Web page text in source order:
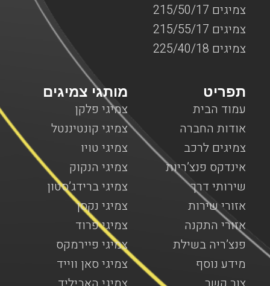
צמיגים 215/50/17
צמיגים 215/55/17
צמיגים 225/40/18
מותגי צמיגים
צמיגי פלקן
צמיגי קונטיננטל
צמיגי טויו
צמיגי הנקוק
צמיגי ברידג’סטון
צמיגי נקסן
צמיגי פרוד
צמיגי פיירמקס
צמיגי סאן ווייד
תפריט
עמוד הבית
אודות החברה
צמיגים לרכב
אינדקס פנצ’ריות
שירותי דרך
אזורי שירות
אזורי התקנה
פנצ’ריה בשילת
מידע נוסף